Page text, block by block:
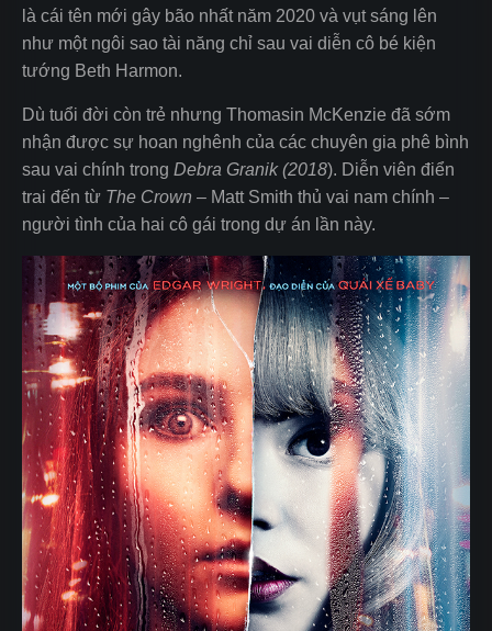
là cái tên mới gây bão nhất năm 2020 và vụt sáng lên
như một ngôi sao tài năng chỉ sau vai diễn cô bé kiện
tướng Beth Harmon.
Dù tuổi đời còn trẻ nhưng Thomasin McKenzie đã sớm
nhận được sự hoan nghênh của các chuyên gia phê bình
sau vai chính trong Debra Granik (2018). Diễn viên điển
trai đến từ The Crown – Matt Smith thủ vai nam chính –
người tình của hai cô gái trong dự án lần này.